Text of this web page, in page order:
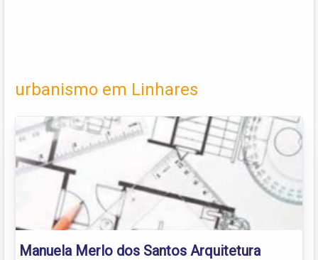
urbanismo em Linhares
Manuela Merlo dos Santos Arquitetura